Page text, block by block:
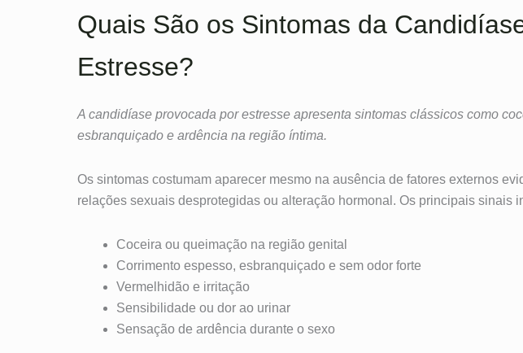
Quais São os Sintomas da
Estresse?
A candidíase provocada por estresse apresenta sintomas clássicos como
esbranquiçado e ardência na região íntima.
Os sintomas costumam aparecer mesmo na ausência de fatores externos
relações sexuais desprotegidas ou alteração hormonal. Os principais sinais
Coceira ou queimação na região genital
Corrimento espesso, esbranquiçado e sem odor forte
Vermelhidão e irritação
Sensibilidade ou dor ao urinar
Sensação de ardência durante o sexo